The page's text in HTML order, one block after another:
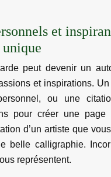
et
unique
peut devenir un
et inspirations.
ou une
pour créer une
d’un artiste que
belle calligraphie.
représentent.